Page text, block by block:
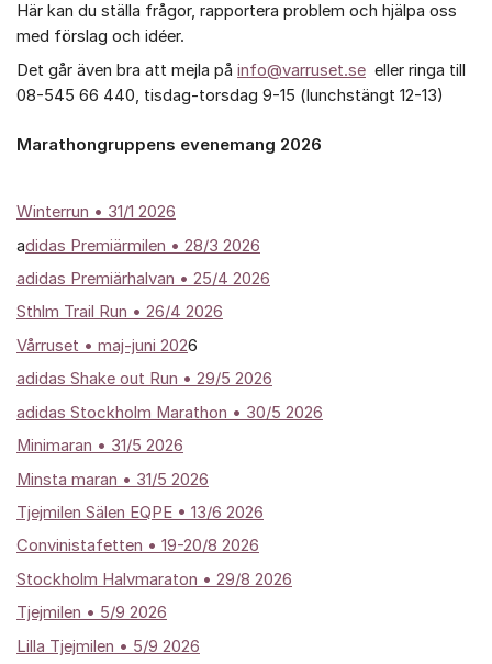
Här kan du ställa frågor, rapportera problem och hjälpa oss
med förslag och idéer.
Det går även bra att mejla på info@varruset.se eller ringa till
08-545 66 440, tisdag-torsdag 9-15 (lunchstängt 12-13)
Marathongruppens evenemang 2026
Winterrun • 31/1 2026
adidas Premiärmilen • 28/3 2026
adidas Premiärhalvan • 25/4 2026
Sthlm Trail Run • 26/4 2026
Vårruset • maj-juni 2026
adidas Shake out Run • 29/5 2026
adidas Stockholm Marathon • 30/5 2026
Minimaran • 31/5 2026
Minsta maran • 31/5 2026
Tjejmilen Sälen EQPE • 13/6 2026
Convinistafetten • 19-20/8 2026
Stockholm Halvmaraton • 29/8 2026
Tjejmilen • 5/9 2026
Lilla Tjejmilen • 5/9 2026